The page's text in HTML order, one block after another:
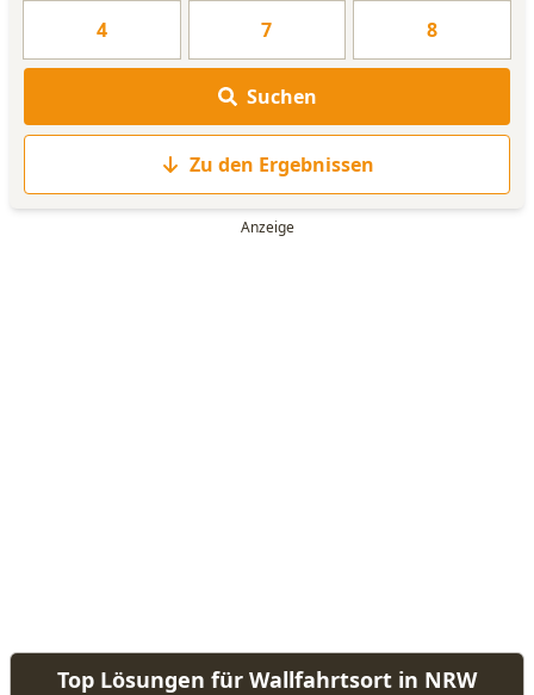
WORTLISTE
4 7 8
Suchen
Zu den Ergebnissen
Top Lösungen für Wallfahrtsort in NRW